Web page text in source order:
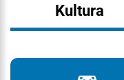
Kultura